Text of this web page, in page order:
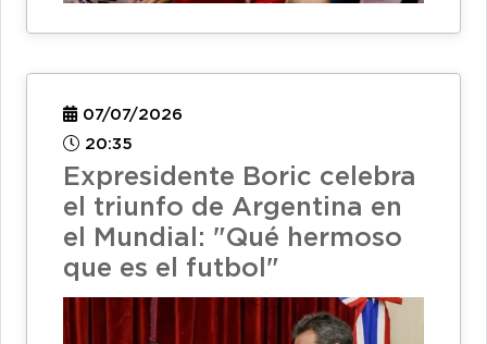
07/07/2026
20:35
Expresidente Boric celebra
el triunfo de Argentina en
el Mundial: "Qué hermoso
que es el futbol"